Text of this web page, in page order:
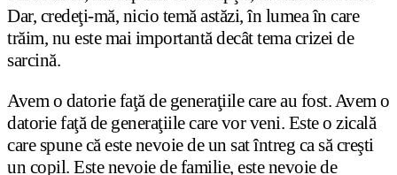
Dar, credeţi-mă, nicio temă astăzi, în lumea în care
trăim, nu este mai importantă decât tema crizei de
sarcină.
Avem o datorie faţă de generaţiile care au fost. Avem o
datorie faţă de generaţiile care vor veni. Este o zicală
care spune că este nevoie de un sat întreg ca să creşti
un copil. Este nevoie de familie, este nevoie de